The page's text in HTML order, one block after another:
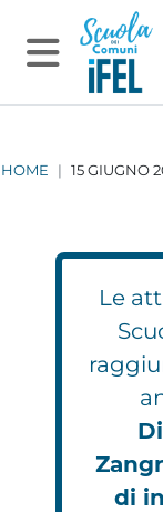
Vai al contenuto
Pannello
HOME 15 GIUGNO
Le
di